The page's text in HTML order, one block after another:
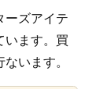
ーズアイテ
います。買
います。